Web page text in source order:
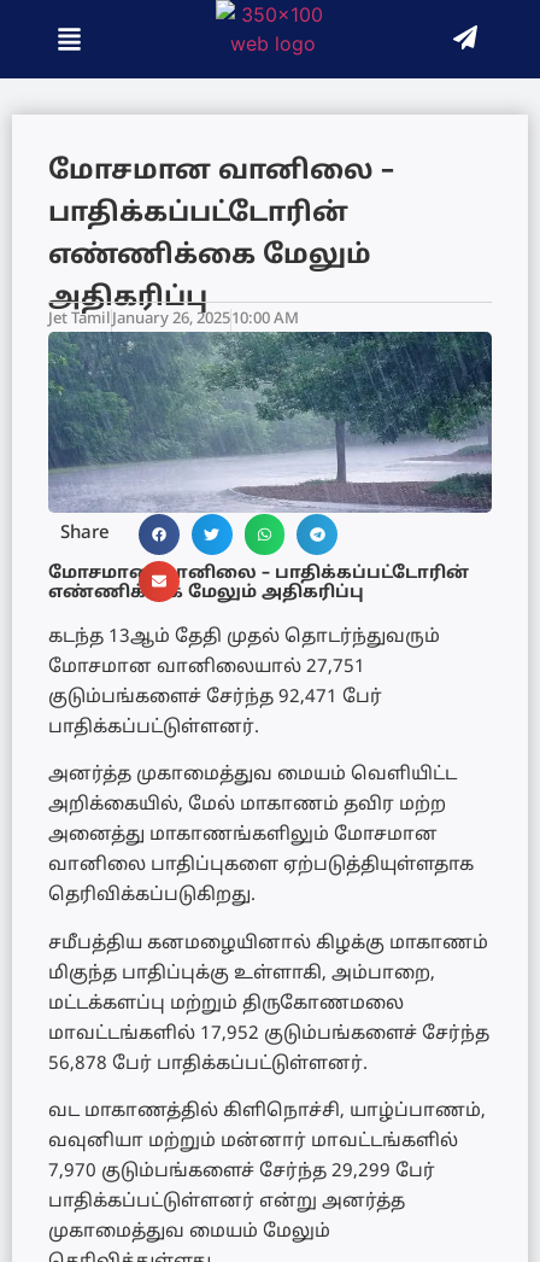
மோசமான வானிலை –
பாதிக்கப்பட்டோரின்
எண்ணிக்கை மேலும்
அதிகரிப்பு
Jet Tamil January 26, 202510:00 AM
Share
மோசமான வானிலை – பாதிக்கப்பட்டோரின்
எண்ணிக்கை மேலும் அதிகரிப்பு
கடந்த 13ஆம் தேதி முதல் தொடர்ந்துவரும்
மோசமான வானிலையால் 27,751
குடும்பங்களைச் சேர்ந்த 92,471 பேர்
பாதிக்கப்பட்டுள்ளனர்.
அனர்த்த முகாமைத்துவ மையம் வெளியிட்ட
அறிக்கையில், மேல் மாகாணம் தவிர மற்ற
அனைத்து மாகாணங்களிலும் மோசமான
வானிலை பாதிப்புகளை ஏற்படுத்தியுள்ளதாக
தெரிவிக்கப்படுகிறது.
சமீபத்திய கனமழையினால் கிழக்கு மாகாணம்
மிகுந்த பாதிப்புக்கு உள்ளாகி, அம்பாறை,
மட்டக்களப்பு மற்றும் திருகோணமலை
மாவட்டங்களில் 17,952 குடும்பங்களைச் சேர்ந்த
56,878 பேர் பாதிக்கப்பட்டுள்ளனர்.
வட மாகாணத்தில் கிளிநொச்சி, யாழ்ப்பாணம்,
வவுனியா மற்றும் மன்னார் மாவட்டங்களில்
7,970 குடும்பங்களைச் சேர்ந்த 29,299 பேர்
பாதிக்கப்பட்டுள்ளனர் என்று அனர்த்த
முகாமைத்துவ மையம் மேலும்